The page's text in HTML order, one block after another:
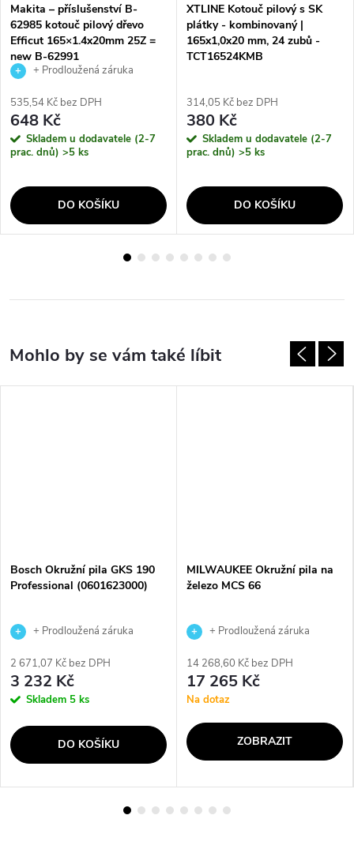
Makita – příslušenství B-
62985 kotouč pilový dřevo
Efficut 165×1.4x20mm 25Z =
new B-62991
+ Prodloužená záruka
535,54 Kč bez DPH
648 Kč
Skladem u dodavatele (2-7
prac. dnů) >5 ks
DO KOŠÍKU
XTLINE Kotouč pilový s SK
plátky - kombinovaný |
165x1,0x20 mm, 24 zubů -
TCT16524KMB
314,05 Kč bez DPH
380 Kč
Skladem u dodavatele (2-7
prac. dnů) >5 ks
DO KOŠÍKU
Bosch Okružní pila GKS 190
Professional (0601623000)
+ Prodloužená záruka
2 671,07 Kč bez DPH
3 232 Kč
Skladem 5 ks
DO KOŠÍKU
MILWAUKEE Okružní pila na
železo MCS 66
+ Prodloužená záruka
14 268,60 Kč bez DPH
17 265 Kč
Na dotaz
ZOBRAZIT